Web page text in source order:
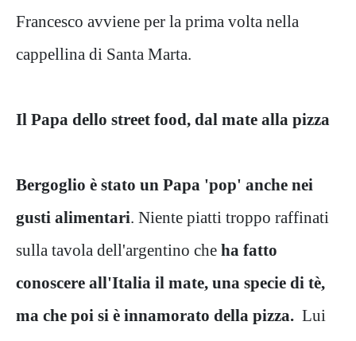
Francesco avviene per la prima volta nella
cappellina di Santa Marta.
Il Papa dello street food, dal mate alla pizza
Bergoglio è stato un Papa 'pop' anche nei
gusti alimentari. Niente piatti troppo raffinati
sulla tavola dell'argentino che ha fatto
conoscere all'Italia il mate, una specie di tè,
ma che poi si è innamorato della pizza. Lui